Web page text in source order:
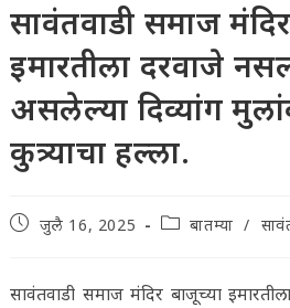
सावंतवाडी समाज
इमारतीला दरवाजे
असलेल्या दिव्यांग
कुत्र्याचा हल्ला.
Postजुलै 16, 2025
Postबातम्या /
सावंतवाडी समाज मंदिर बाजूच्या